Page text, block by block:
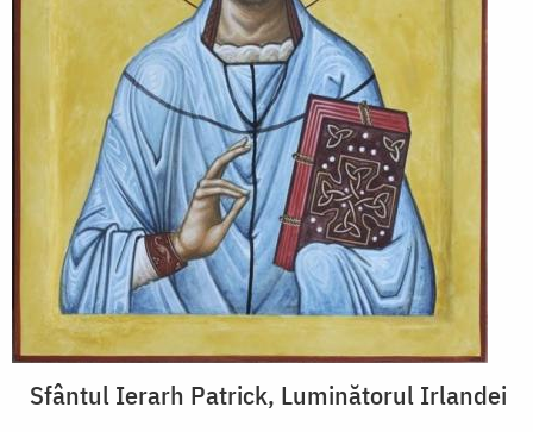
Sfântul Ierarh Patrick, Luminătorul Irlandei